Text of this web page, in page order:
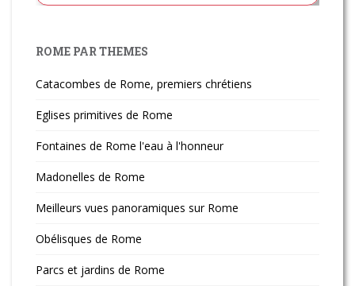
ROME PAR THEMES
Catacombes de Rome, premiers chrétiens
Eglises primitives de Rome
Fontaines de Rome l'eau à l'honneur
Madonelles de Rome
Meilleurs vues panoramiques sur Rome
Obélisques de Rome
Parcs et jardins de Rome